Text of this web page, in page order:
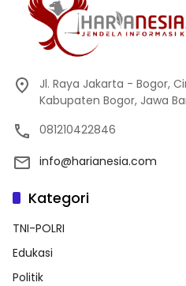
Jl. Raya Jakarta - Bogor,
Kabupaten Bogor, Jawa
081210422846
info@harianesia.com
Kategori
TNI-POLRI
Edukasi
Politik